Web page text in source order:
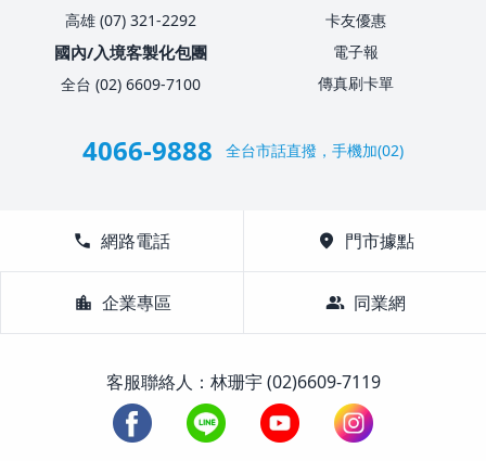
高雄 (07) 321-2292
國內/入境客製化包團
全台 (02) 6609-7100
卡友優惠
電子報
傳真刷卡單
4066-9888 全台市話直撥，手機加(02)
call 網路電話 location_on 門市據點
location_city 企業專區 group 同業網
客服聯絡人：林珊宇 (02)6609-7119